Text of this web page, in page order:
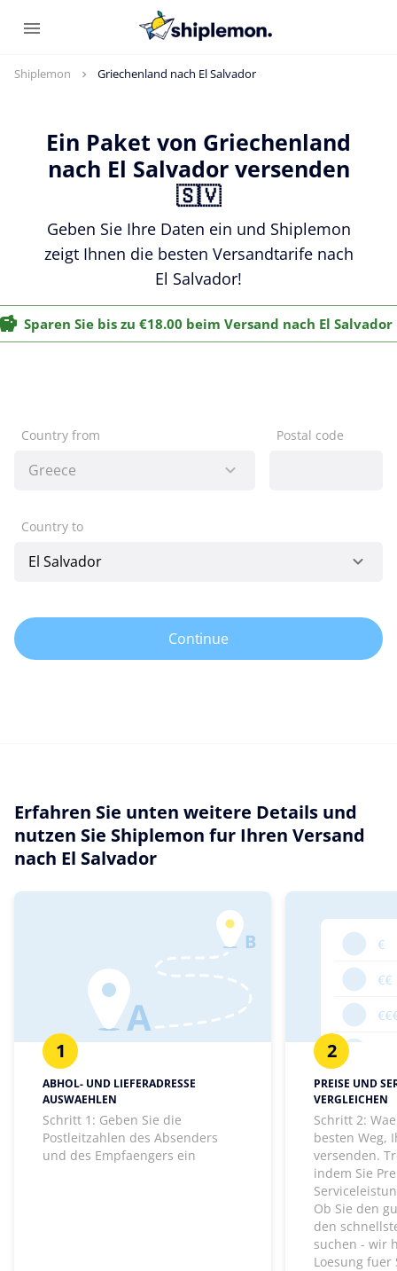
Shiplemon Griechenland nach El Salvador
Ein Paket von Griechenland
nach El Salvador versenden
🇸🇻
Geben Sie Ihre Daten ein und Shiplemon
zeigt Ihnen die besten Versandtarife nach
El Salvador!
Sparen Sie bis zu €18.00 beim Versand nach El Salvador
Country from Postal code
Country to
Continue
Erfahren Sie unten weitere Details und
nutzen Sie Shiplemon fur Ihren Versand
nach El Salvador
1
ABHOL- UND LIEFERADRESSE
AUSWAEHLEN
Schritt 1: Geben Sie die
Postleitzahlen des Absenders
und des Empfaengers ein
2
PREISE UND
VERGLEICHEN
Schritt 2:
besten Weg,
versenden.
indem Sie
Ob Sie den
den
suchen - wir
Loesung fuer